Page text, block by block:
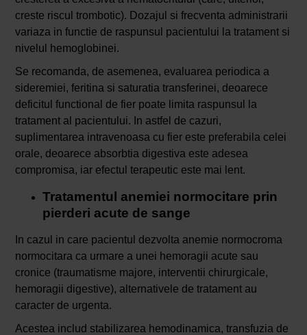
creste riscul trombotic). Dozajul si frecventa administrarii
variaza in functie de raspunsul pacientului la tratament si
nivelul hemoglobinei.
Se recomanda, de asemenea, evaluarea periodica a
sideremiei, feritina si saturatia transferinei, deoarece
deficitul functional de fier poate limita raspunsul la
tratament al pacientului. In astfel de cazuri,
suplimentarea intravenoasa cu fier este preferabila celei
orale, deoarece absorbtia digestiva este adesea
compromisa, iar efectul terapeutic este mai lent.
Tratamentul anemiei normocitare prin
pierderi acute de sange
In cazul in care pacientul dezvolta anemie normocroma
normocitara ca urmare a unei hemoragii acute sau
cronice (traumatisme majore, interventii chirurgicale,
hemoragii digestive), alternativele de tratament au
caracter de urgenta.
Acestea includ stabilizarea hemodinamica, transfuzia de